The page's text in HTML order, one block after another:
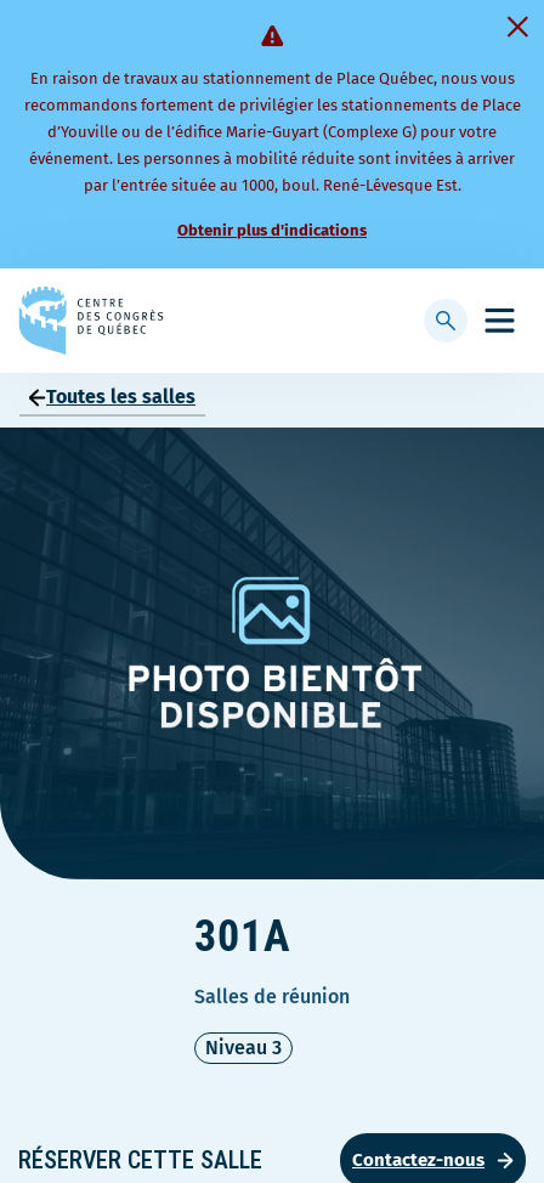
En raison de travaux au stationnement de Place Québec, nous vous
recommandons fortement de privilégier les stationnements de Place
d’Youville ou de l’édifice Marie-Guyart (Complexe G) pour votre
événement. Les personnes à mobilité réduite sont invitées à arriver
par l’entrée située au 1000, boul. René-Lévesque Est.
Obtenir plus d'indications
à
page
d'accueil
Afficher
Toutes les salles
301A
Salles de réunion
Niveau 3
RÉSERVER CETTE SALLE Contactez-nous